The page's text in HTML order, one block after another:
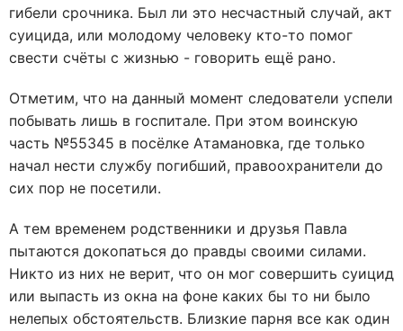
гибели срочника. Был ли это несчастный случай, акт
суицида, или молодому человеку кто-то помог
свести счёты с жизнью - говорить ещё рано.
Отметим, что на данный момент следователи успели
побывать лишь в госпитале. При этом воинскую
часть №55345 в посёлке Атамановка, где только
начал нести службу погибший, правоохранители до
сих пор не посетили.
А тем временем родственники и друзья Павла
пытаются докопаться до правды своими силами.
Никто из них не верит, что он мог совершить суицид
или выпасть из окна на фоне каких бы то ни было
нелепых обстоятельств. Близкие парня все как один